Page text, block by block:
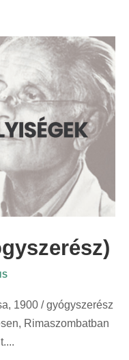
1900 / gyógyszerész
Rimaszombatban